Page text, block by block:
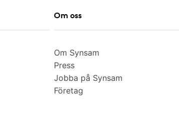
Om oss
Om Synsam
Press
Jobba på Synsam
Företag